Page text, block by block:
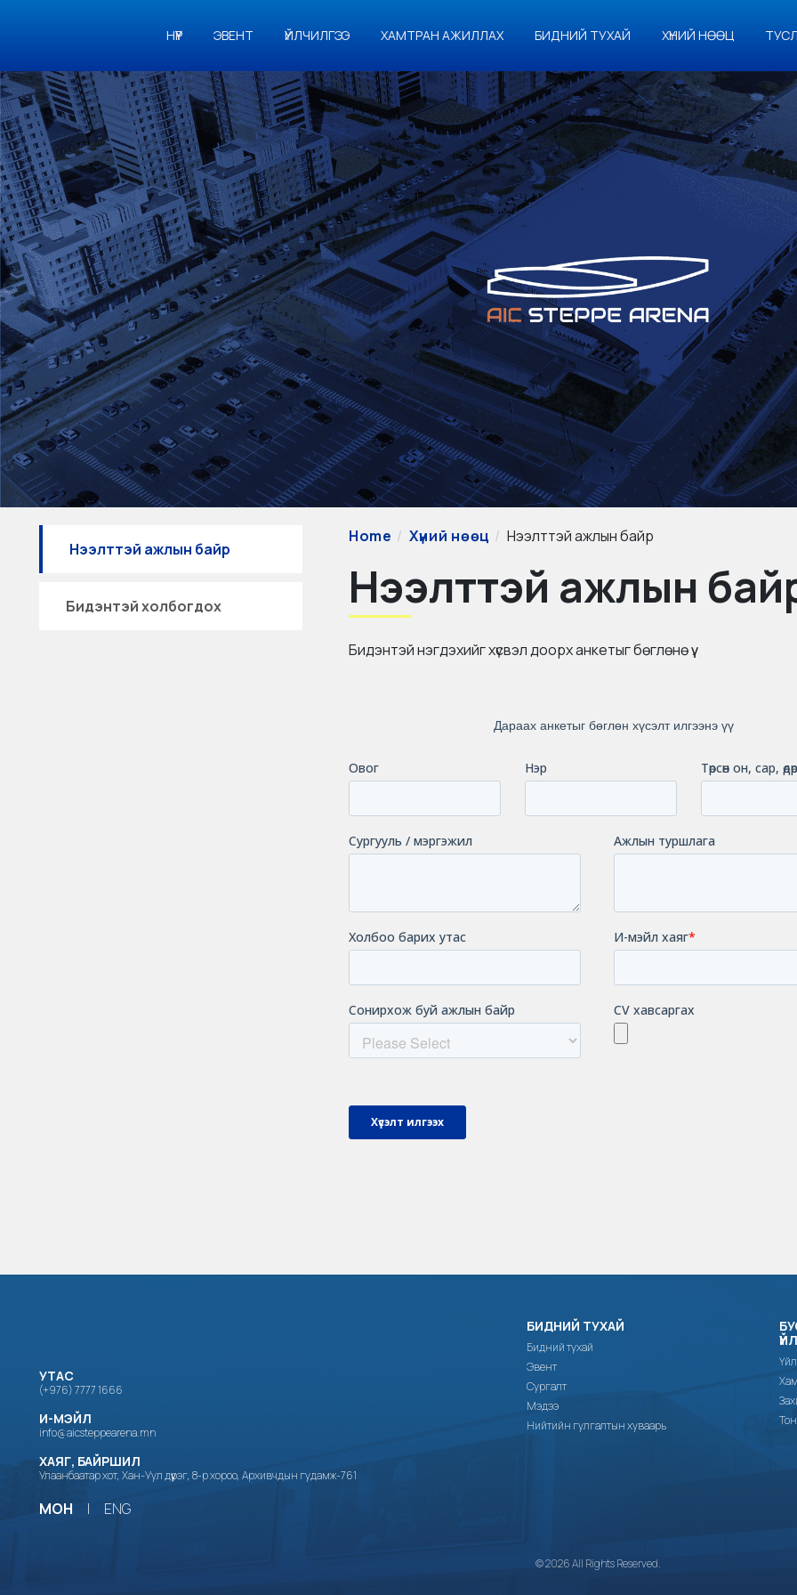
НҮҮР ЭВЕНТ ҮЙЛЧИЛГЭЭ ХАМТРАН АЖИЛЛАХ БИДНИЙ ТУХАЙ ХҮНИЙ НӨӨЦ
Нээлттэй ажлын байр
Бидэнтэй холбогдох
Home Хүний нөөц Нээлттэй ажлын байр
Нээлттэй ажлын
Бидэнтэй нэгдэхийг хүсвэл доорх анкетыг бөглөнө үү.
УТАС
(+976) 7777 1666
И-МЭЙЛ
info@aicsteppearena.mn
ХАЯГ, БАЙРШИЛ
Улаанбаатар хот, Хан-Уул дүүрэг, 8-р хороо, Архивчдын гудамж-761
МОН | ENG
БИДНИЙ ТУХАЙ
Бидний тухай
Эвент
Сургалт
Мэдээ
Нийтийн гулгалтын хуваарь
© 2026 All Rights Reserved.